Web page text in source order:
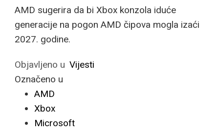
AMD sugerira da bi Xbox konzola iduće
generacije na pogon AMD čipova mogla izaći
2027. godine.
Objavljeno u Vijesti
Označeno u
AMD
Xbox
Microsoft